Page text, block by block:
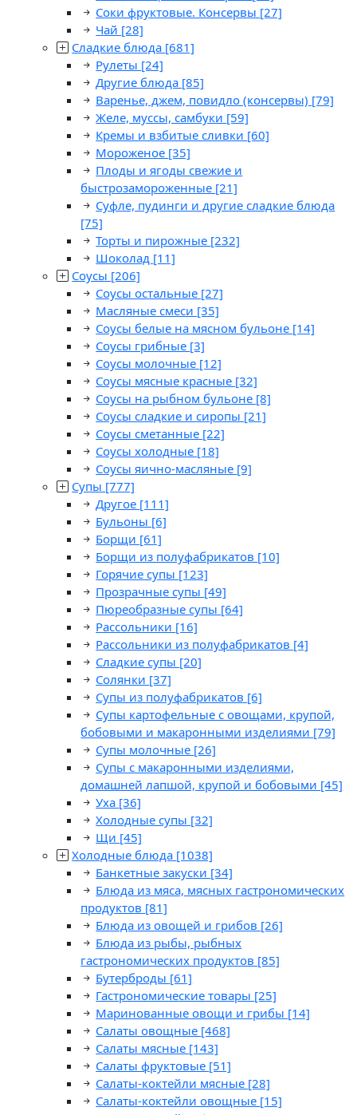
Соки фруктовые. Консервы [27]
Чай [28]
Сладкие блюда [681]
Рулеты [24]
Другие блюда [85]
Варенье, джем, повидло (консервы) [79]
Желе, муссы, самбуки [59]
Кремы и взбитые сливки [60]
Мороженое [35]
Плоды и ягоды свежие и
быстрозамороженные [21]
Суфле, пудинги и другие сладкие блюда
[75]
Торты и пирожные [232]
Шоколад [11]
Соусы [206]
Соусы остальные [27]
Масляные смеси [35]
Соусы белые на мясном бульоне [14]
Соусы грибные [3]
Соусы молочные [12]
Соусы мясные красные [32]
Соусы на рыбном бульоне [8]
Соусы сладкие и сиропы [21]
Соусы сметанные [22]
Соусы холодные [18]
Соусы яично-масляные [9]
Супы [777]
Другое [111]
Бульоны [6]
Борщи [61]
Борщи из полуфабрикатов [10]
Горячие супы [123]
Прозрачные супы [49]
Пюреобразные супы [64]
Рассольники [16]
Рассольники из полуфабрикатов [4]
Сладкие супы [20]
Солянки [37]
Супы из полуфабрикатов [6]
Супы картофельные с овощами, крупой,
бобовыми и макаронными изделиями [79]
Супы молочные [26]
Супы с макаронными изделиями,
домашней лапшой, крупой и бобовыми [45]
Уха [36]
Холодные супы [32]
Щи [45]
Холодные блюда [1038]
Банкетные закуски [34]
Блюда из мяса, мясных гастрономических
продуктов [81]
Блюда из овощей и грибов [26]
Блюда из рыбы, рыбных
гастрономических продуктов [85]
Бутерброды [61]
Гастрономические товары [25]
Маринованные овощи и грибы [14]
Салаты овощные [468]
Салаты мясные [143]
Салаты фруктовые [51]
Салаты-коктейли мясные [28]
Салаты-коктейли овощные [15]